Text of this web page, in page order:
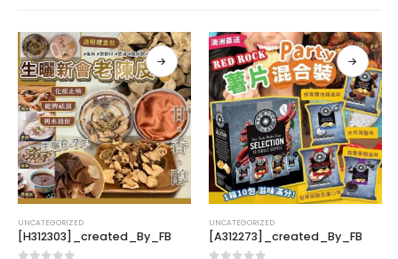
UNCATEGORIZED
[H312303]_created_By_FB
UNCATEGORIZED
[A312273]_created_By_FB